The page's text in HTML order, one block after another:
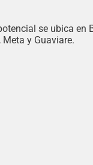
se ubica en
y Guaviare.